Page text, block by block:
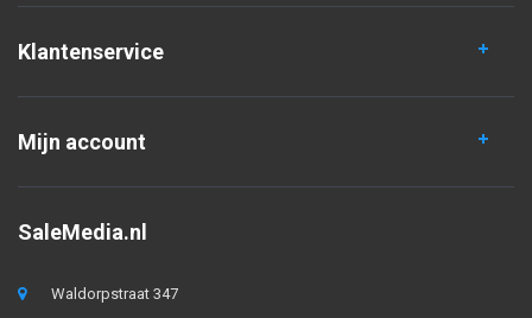
Klantenservice
Mijn account
SaleMedia.nl
Waldorpstraat 347